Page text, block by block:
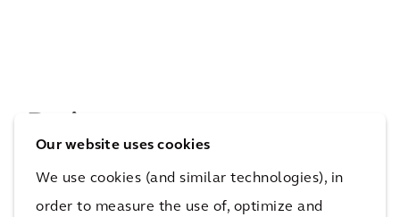
Our website uses cookies
We use cookies (and similar technologies), in
order to measure the use of, optimize and
Moorebank Logistics Park gaat Australië helpen bij
het verlagen van zijn transportgerelateerde CO2-